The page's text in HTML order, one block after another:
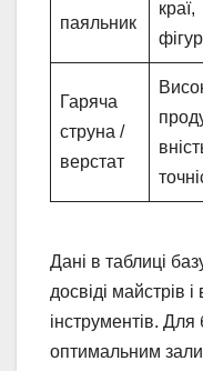
паяльник
краї,
Гаряча
струна /
верстат
Дані в таблиці
досвіді майстрів і
інструментів. Для
оптимальним